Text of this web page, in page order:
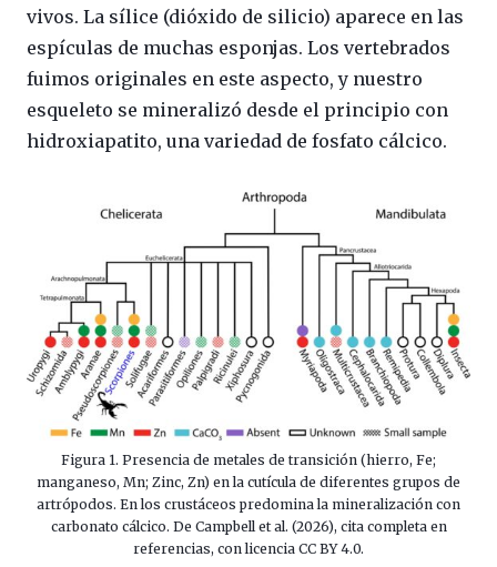
vivos. La sílice (dióxido de silicio) aparece en las
espículas de muchas esponjas. Los vertebrados
fuimos originales en este aspecto, y nuestro
esqueleto se mineralizó desde el principio con
hidroxiapatito, una variedad de fosfato cálcico.
Figura 1. Presencia de metales de transición (hierro, Fe;
manganeso, Mn; Zinc, Zn) en la cutícula de diferentes grupos de
artrópodos. En los crustáceos predomina la mineralización con
carbonato cálcico. De Campbell et al. (2026), cita completa en
referencias, con licencia CC BY 4.0.